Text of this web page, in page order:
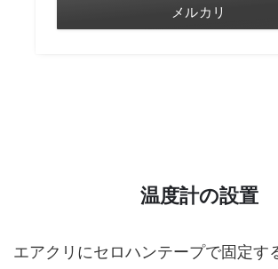
メルカリ
温度計の設置
エアクリにセロハンテープで固定す